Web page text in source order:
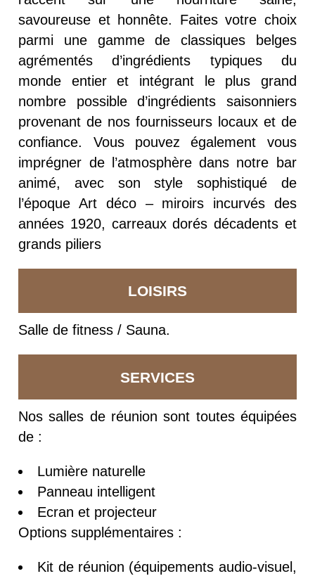
savoureuse et honnête. Faites votre choix
parmi une gamme de classiques belges
agrémentés d’ingrédients typiques du
monde entier et intégrant le plus grand
nombre possible d’ingrédients saisonniers
provenant de nos fournisseurs locaux et de
confiance. Vous pouvez également vous
imprégner de l’atmosphère dans notre bar
animé, avec son style sophistiqué de
l’époque Art déco – miroirs incurvés des
années 1920, carreaux dorés décadents et
grands piliers
LOISIRS
Salle de fitness / Sauna.
SERVICES
Nos salles de réunion sont toutes équipées
de :
Lumière naturelle
Panneau intelligent
Ecran et projecteur
Options supplémentaires :
Kit de réunion (équipements audio-visuel,